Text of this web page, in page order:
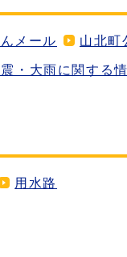
メール 山北町
・大雨に関する
用水路